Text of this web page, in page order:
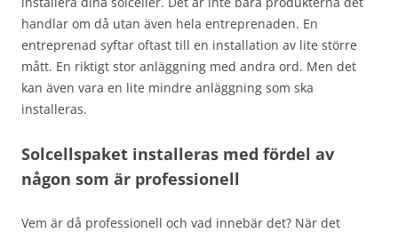
handlar om då utan även hela entreprenaden. En
entreprenad syftar oftast till en installation av lite större
mått. En riktigt stor anläggning med andra ord. Men det
kan även vara en lite mindre anläggning som ska
installeras.
Solcellspaket installeras med fördel av
någon som är professionell
Vem är då professionell och vad innebär det? När det